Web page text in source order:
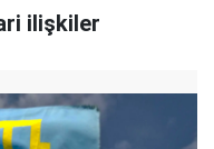
ilişkiler